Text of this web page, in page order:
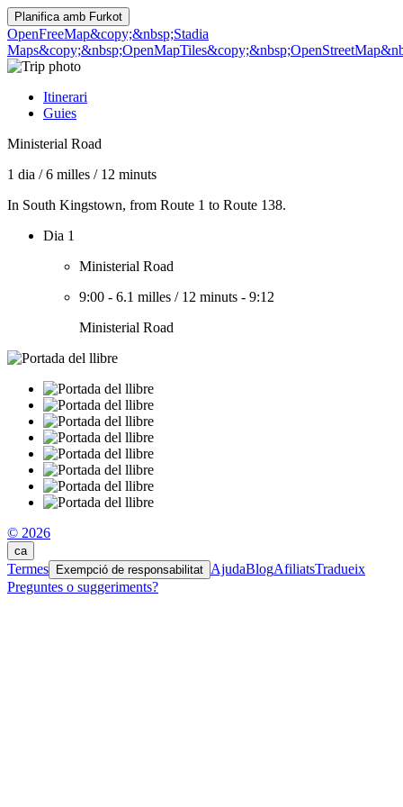
Planifica amb Furkot
OpenFreeMap&copy;&nbsp;Stadia
Maps&copy;&nbsp;OpenMapTiles
Itinerari
Guies
Ministerial Road
1 dia /6 milles / 12 minuts
In South Kingstown, from Route 1 to Route 138.
Dia 1
Ministerial Road
9:00 - 6.1 milles / 12 minuts - 9:12
Ministerial Road
© 2026
ca
Termes Exempció de responsabilitat AjudaBlogAfiliatsTradueix
Preguntes o suggeriments?